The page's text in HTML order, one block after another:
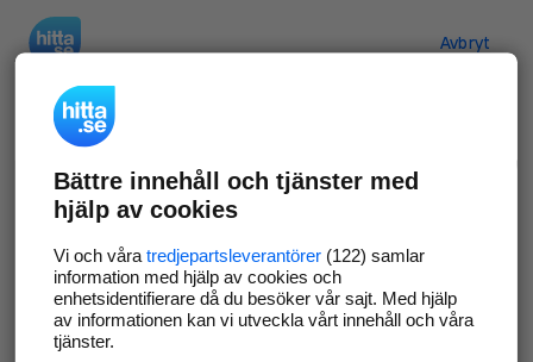
Avbryt
Verifiera ditt företag
Gör som 69 541företag
företagssida på hitta.se och syns bättre mot
kunder i ditt närområde. Helt kostnadsfritt.
Uppdatera din företagsinformation
Bättre innehåll och tjänster med
hjälp av cookies
Vi och våra tredjepartsleverantörer(122) samlar
information med hjälp av cookies och
enhetsidentifierare då du besöker vår sajt. Med hjälp
av informationen kan vi utveckla vårt innehåll och våra
tjänster.